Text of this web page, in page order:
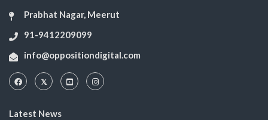
Prabhat Nagar, Meerut
91-9412209099
info@oppositiondigital.com
Latest News